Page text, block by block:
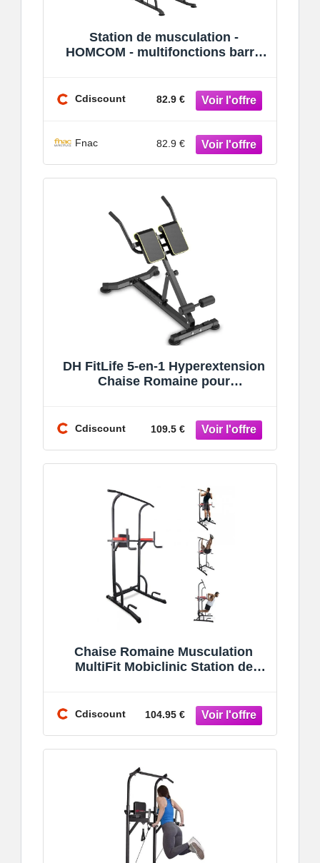
Station de musculation -
HOMCOM - multifonctions barre
Cdiscount 82.9 €
Fnac 82.9 €
DH FitLife 5-en-1 Hyperextension
Chaise Romaine pour
Cdiscount 109.5 €
Chaise Romaine Musculation
MultiFit Mobiclinic Station de
Cdiscount 104.95 €